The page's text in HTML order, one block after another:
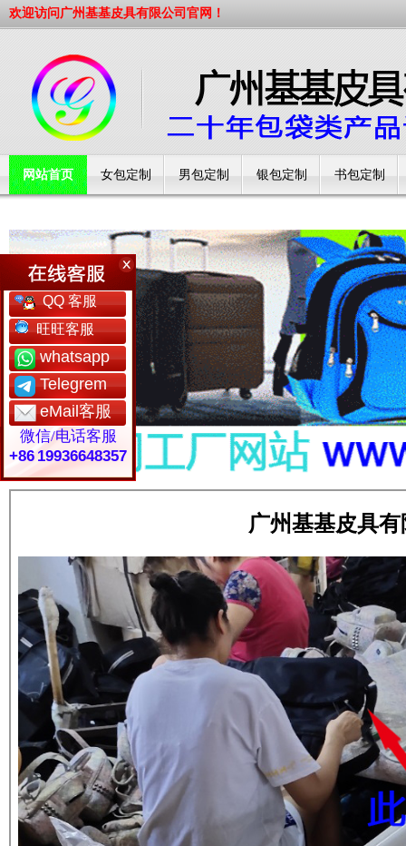
欢迎访问广州基基皮具有限公司官网！
网站首页 女包定制 男包定制 银包定制 书包定制
QQ 客服
旺旺客服
whatsapp
Telegrem
eMail客服
微信/电话客服
+86 19936648357